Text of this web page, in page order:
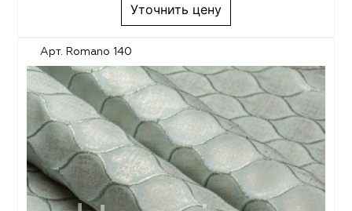
Уточнить цену
Арт. Romano 140